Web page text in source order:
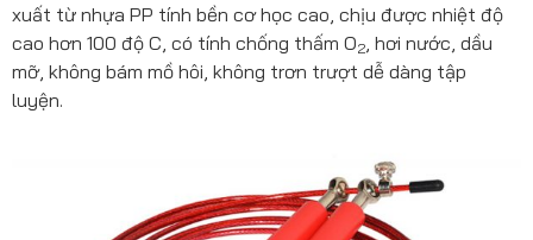
xuất từ nhựa PP tính bền cơ học cao, chịu được nhiệt độ
cao hơn 100 độ C, có tính chống thấm O2, hơi nước, dầu
mỡ, không bám mồ hôi, không trơn trượt dễ dàng tập
luyện.